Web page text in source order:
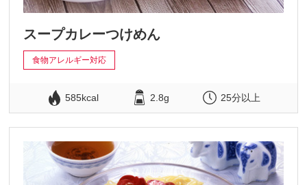
スープカレーつけめん
食物アレルギー対応
585kcal 2.8g 25分以上